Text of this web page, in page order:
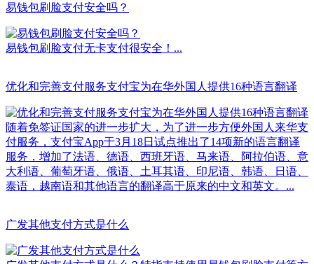
易钱包刷脸支付安全吗？
易钱包刷脸支付无卡支付很安全！...
优化和完善支付服务支付宝为在华外国人提供16种语言翻译
随着免签证国家的进一步扩大，为了进一步方便外国人来华支
付服务，支付宝App于3月18日试点推出了14项新的语言翻译
服务，增加了法语、德语、西班牙语、马来语、阿拉伯语、意
大利语、葡萄牙语、俄语、土耳其语、印尼语、韩语、日语、
泰语，越南语和其他语言的翻译高于原来的中文和英文。...
广发其他支付方式是什么